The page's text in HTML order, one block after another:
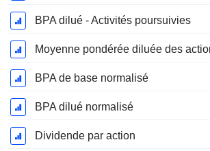
BPA dilué - Activités poursuivies
BPA de base normalisé
BPA dilué normalisé
Dividende par action